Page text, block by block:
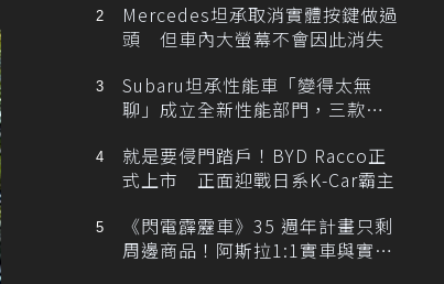
Mercedes坦承取消實體按鍵做過
頭 但車內大螢幕不會因此消失
Subaru坦承性能車「變得太無
聊」成立全新性能部門，三款手
就是要侵門踏戶！BYD Racco正
式上市 正面迎戰日系K-Car霸主
《閃電霹靂車》35 週年計畫只剩
周邊商品！阿斯拉1:1實車與實體